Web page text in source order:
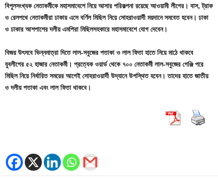
বিপুলসংখ্যক নেতাকর্মীকে মহাসমাবেশে নিয়ে আসার পরিকল্পনা রয়েছে আওয়ামী লীগের। বাস, ট্রাক
ও রেলপথে নেতাকর্মীরা ঢাকায় এসে বর্ণিল মিছিল নিয়ে সোহরাওয়ার্দী ময়দানে সমবেত হবেন। ঢাকা
ও ঢাকার আশপাশের দলীয় এমপিরা মিছিলসহকারে মহাসমাবেশে যোগ দেবেন।
বিজয় উৎসবে ভিন্নমাত্রা দিতে লাল-সবুজের পতাকা ও লাল ফিতা হাতে নিয়ে মাঠে থাকবে
যুবলীগের ৫২ হাজার নেতাকর্মী। প্রত্যেক ওয়ার্ড থেকে ৭০০ নেতাকর্মী লাল-সবুজের গেঞ্জি পরে
মিছিল নিয়ে নির্ধারিত সময়ের আগেই সোহরাওয়ার্দী উদ্যানে উপস্থিত হবেন। তাদের হাতে জাতীয়
ও দলীয় পতাকা এবং লাল ফিতা থাকবে।